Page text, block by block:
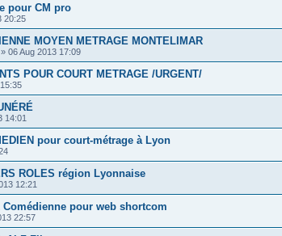
pour CM pro
20:25
MOYEN METRAGE MONTELIMAR
» 06 Aug 2013 17:09
POUR COURT METRAGE /URGENT/
14:01
pour court-métrage à Lyon
ROLES région Lyonnaise
12:21
Comédienne pour web shortcom
22:57